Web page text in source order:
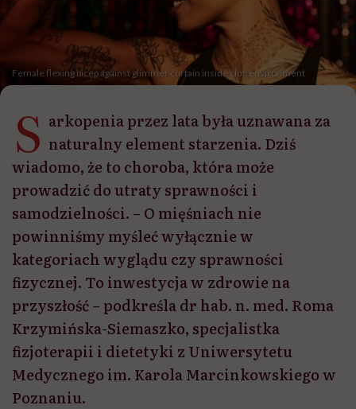
Female flexing bicep against glimmer curtain inside club environment
S arkopenia przez lata była uznawana za
naturalny element starzenia. Dziś
wiadomo, że to choroba, która może
prowadzić do utraty sprawności i
samodzielności. – O mięśniach nie
powinniśmy myśleć wyłącznie w
kategoriach wyglądu czy sprawności
fizycznej. To inwestycja w zdrowie na
przyszłość – podkreśla dr hab. n. med. Roma
Krzymińska-Siemaszko, specjalistka
fizjoterapii i dietetyki z Uniwersytetu
Medycznego im. Karola Marcinkowskiego w
Poznaniu.